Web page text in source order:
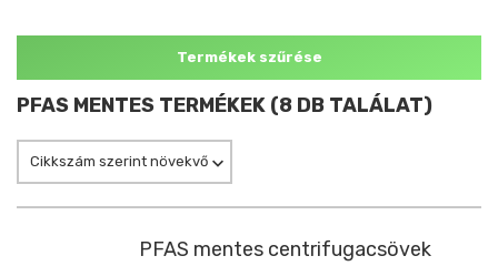
Termékek szűrése
PFAS MENTES TERMÉKEK (8 DB TALÁLAT)
Cikkszám szerint növekvő
PFAS mentes centrifugacsövek